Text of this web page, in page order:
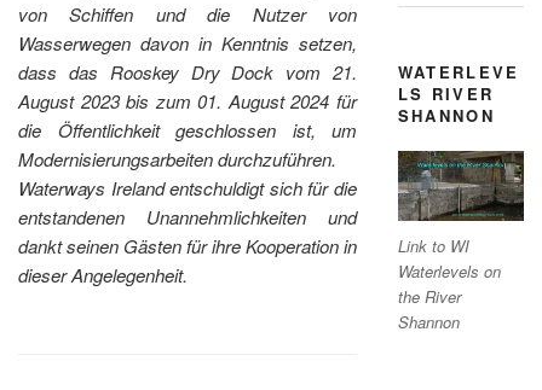
von Schiffen und die Nutzer von
Wasserwegen davon in Kenntnis setzen,
dass das Rooskey Dry Dock vom 21.
August 2023 bis zum 01. August 2024 für
die Öffentlichkeit geschlossen ist, um
Modernisierungsarbeiten durchzuführen.
Waterways Ireland entschuldigt sich für die
entstandenen Unannehmlichkeiten und
dankt seinen Gästen für ihre Kooperation in
dieser Angelegenheit.
WATERLEVE
LS RIVER
SHANNON
Link to WI
Waterlevels on
the River
Shannon